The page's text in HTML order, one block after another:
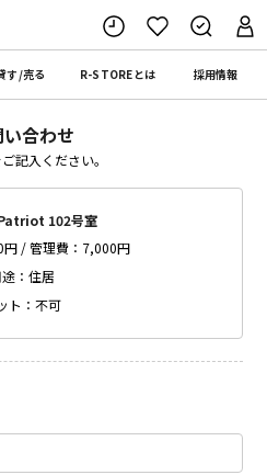
す/売る R-STOREとは 採用情報
合わせ
記入ください。
102号室
/ 管理費：7,000円
：住居
ト：不可